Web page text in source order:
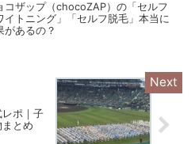
コザップ（chocoZAP）の「セルフ
イトニング」「セルフ脱毛」本当に
があるの？
ポ｜子
とめ